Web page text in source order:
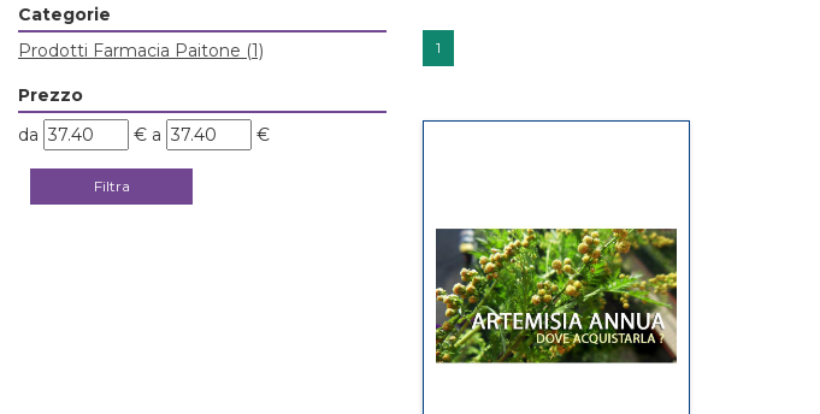
Categorie
Prodotti Farmacia Paitone (1)
Prezzo
filtra
da € filtra
a €
1